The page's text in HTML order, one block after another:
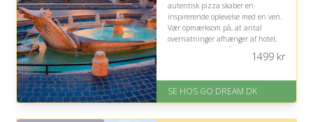
autentisk pizza skaber en
inspirerende oplevelse med en ven.
Vær opmærksom på, at antal
overnatninger afhænger af hotel,
sæson og ugedag, så fleksibilitet er
På lager
Levering: E-gavekort kan leveres
1499kr
SE HOS GO DREAM DK